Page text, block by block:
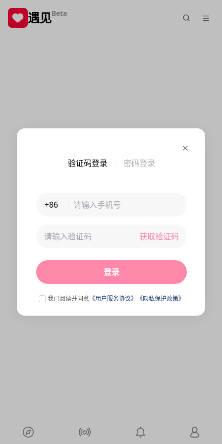
验证码登录 密码登录
+86
获取验证码
登录
我已阅读并同意 《用户服务协议》 《隐私保护政策》
遇见Beta
未连接到服务器,刷新一下试试